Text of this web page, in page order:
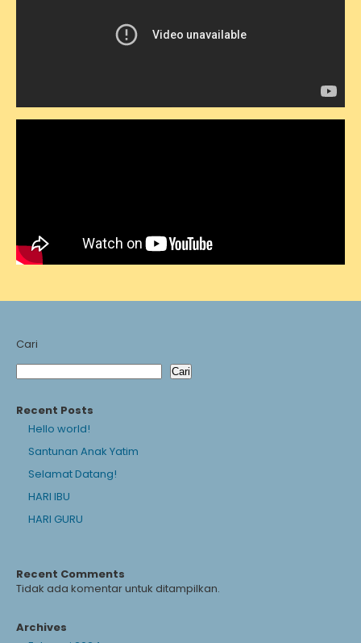
Cari
Cari
Recent Posts
Hello world!
Santunan Anak Yatim
Selamat Datang!
HARI IBU
HARI GURU
Recent Comments
Tidak ada komentar untuk ditampilkan.
Archives